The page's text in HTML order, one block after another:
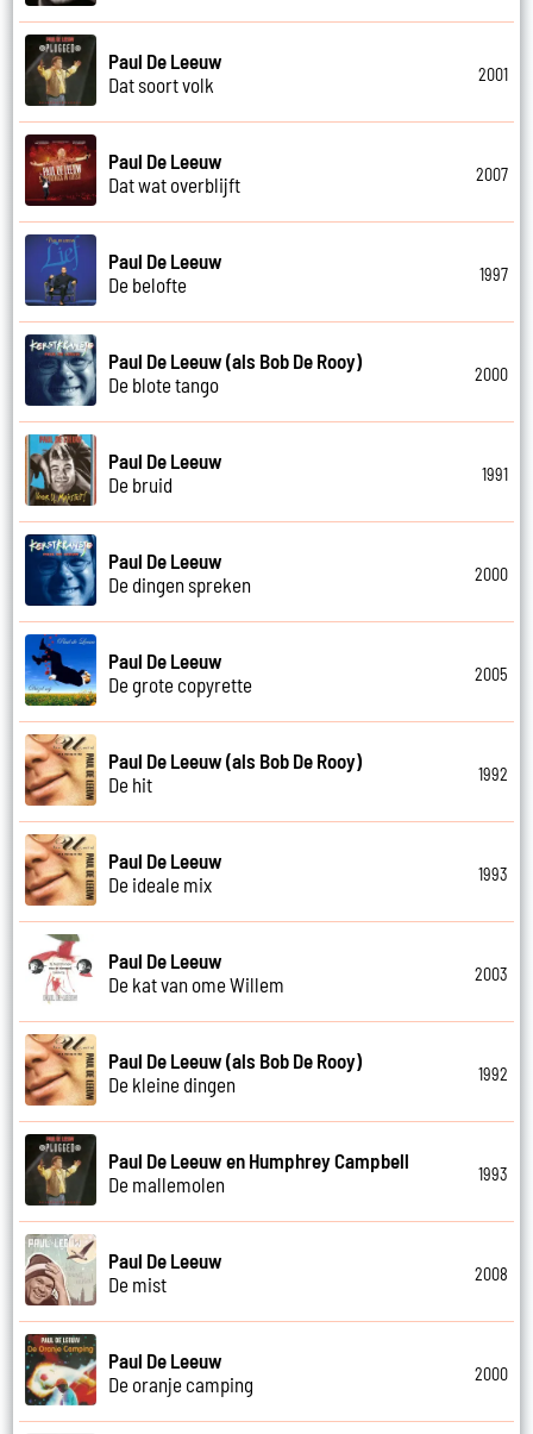
Paul De Leeuw
Dat soort volk
2001
Paul De Leeuw
Dat wat overblijft
2007
Paul De Leeuw
De belofte
1997
Paul De Leeuw (als Bob De Rooy)
De blote tango
2000
Paul De Leeuw
De bruid
1991
Paul De Leeuw
De dingen spreken
2000
Paul De Leeuw
De grote copyrette
2005
Paul De Leeuw (als Bob De Rooy)
De hit
1992
Paul De Leeuw
De ideale mix
1993
Paul De Leeuw
De kat van ome Willem
2003
Paul De Leeuw (als Bob De Rooy)
De kleine dingen
1992
Paul De Leeuw en Humphrey Campbell
De mallemolen
1993
Paul De Leeuw
De mist
2008
Paul De Leeuw
De oranje camping
2000